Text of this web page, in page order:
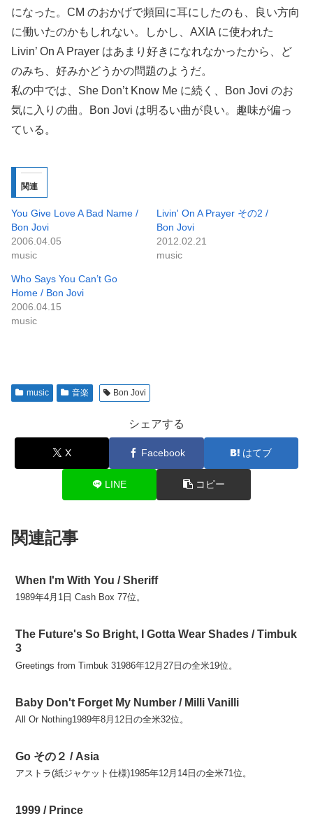
になった。CM のおかげで頻回に耳にしたのも、良い方向
に働いたのかもしれない。しかし、AXIA に使われた
Livin’ On A Prayer はあまり好きになれなかったから、ど
のみち、好みかどうかの問題のようだ。
私の中では、She Don’t Know Me に続く、Bon Jovi のお
気に入りの曲。Bon Jovi は明るい曲が良い。趣味が偏っ
ている。
関連
You Give Love A Bad Name /
Bon Jovi
2006.04.05
music
Livin' On A Prayer その2 /
Bon Jovi
2012.02.21
music
Who Says You Can’t Go
Home / Bon Jovi
2006.04.15
music
music 音楽 Bon Jovi
シェアする
X Facebook はてブ
LINE コピー
関連記事
When I'm With You / Sheriff
1989年4月1日 Cash Box 77位。
The Future's So Bright, I Gotta Wear Shades / Timbuk
3
Greetings from Timbuk 31986年12月27日の全米19位。
Baby Don't Forget My Number / Milli Vanilli
All Or Nothing1989年8月12日の全米32位。
Go その２ / Asia
アストラ(紙ジャケット仕様)1985年12月14日の全米71位。
1999 / Prince